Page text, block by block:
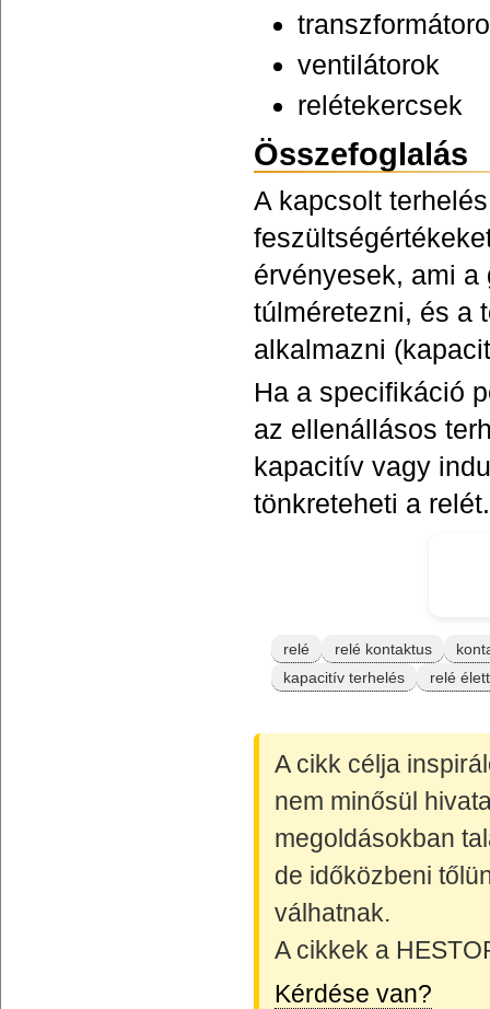
ventilátorok
relétekercsek
Összefoglalás
A kapcsolt
érvényesek, ami
túlméretezni, és a
alkalmazni
Ha a specifikáció
az ellenállásos
kapacitív vagy
tönkreteheti a relét.
relé relé kontaktus
kapacitív terhelés
relé
A cikk célja
nem minősül
megoldásokban
de időközbeni
válhatnak.
A cikkek a
Kérdése van?